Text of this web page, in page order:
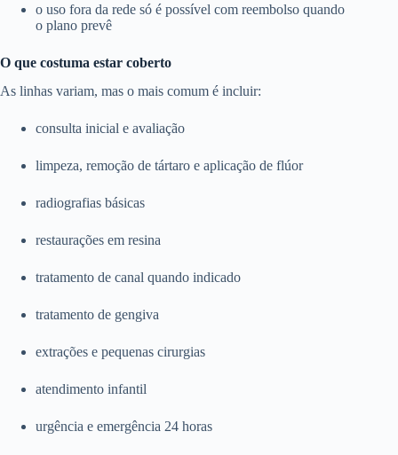
o uso fora da rede só é possível com reembolso quando
o plano prevê
O que costuma estar coberto
As linhas variam, mas o mais comum é incluir:
consulta inicial e avaliação
limpeza, remoção de tártaro e aplicação de flúor
radiografias básicas
restaurações em resina
tratamento de canal quando indicado
tratamento de gengiva
extrações e pequenas cirurgias
atendimento infantil
urgência e emergência 24 horas